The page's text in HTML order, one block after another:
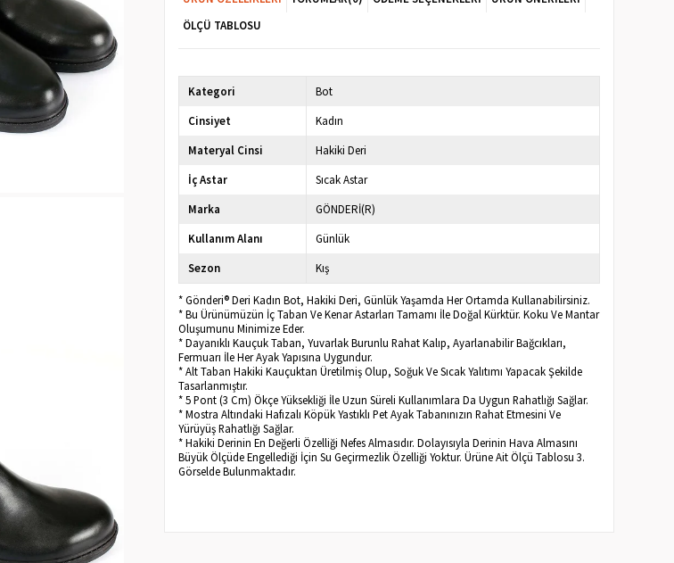
ÖLÇÜ TABLOSU
Kategori
Bot
Cinsiyet
Kadın
Materyal Cinsi
Hakiki Deri
İç Astar
Sıcak Astar
Marka
GÖNDERİ(R)
Kullanım Alanı
Günlük
Sezon
Kış
* Gönderi® Deri Kadın Bot, Hakiki Deri, Günlük Yaşamda Her Ortamda Kullanabilirsiniz.
* Bu Ürünümüzün İç Taban Ve Kenar Astarları Tamamı İle Doğal Kürktür. Koku Ve Mantar
Oluşumunu Minimize Eder.
* Dayanıklı Kauçuk Taban, Yuvarlak Burunlu Rahat Kalıp, Ayarlanabilir Bağcıkları,
Fermuarı İle Her Ayak Yapısına Uygundur.
* Alt Taban Hakiki Kauçuktan Üretilmiş Olup, Soğuk Ve Sıcak Yalıtımı Yapacak Şekilde
Tasarlanmıştır.
* 5 Pont (3 Cm) Ökçe Yüksekliği İle Uzun Süreli Kullanımlara Da Uygun Rahatlığı Sağlar.
* Mostra Altındaki Hafızalı Köpük Yastıklı Pet Ayak Tabanınızın Rahat Etmesini Ve
Yürüyüş Rahatlığı Sağlar.
* Hakiki Derinin En Değerli Özelliği Nefes Almasıdır. Dolayısıyla Derinin Hava Almasını
Büyük Ölçüde Engellediği İçin Su Geçirmezlik Özelliği Yoktur. Ürüne Ait Ölçü Tablosu 3.
Görselde Bulunmaktadır.